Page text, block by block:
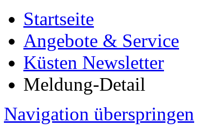
Startseite
Angebote & Service
Küsten Newsletter
Meldung-Detail
Navigation überspringen